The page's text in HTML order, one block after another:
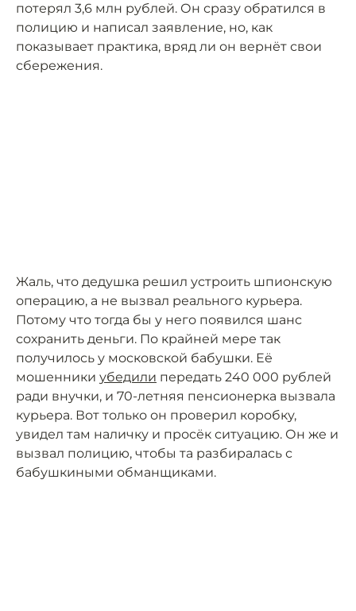
потерял 3,6 млн рублей. Он сразу обратился в
полицию и написал заявление, но, как
показывает практика, вряд ли он вернёт свои
сбережения.
Жаль, что дедушка решил устроить шпионскую
операцию, а не вызвал реального курьера.
Потому что тогда бы у него появился шанс
сохранить деньги. По крайней мере так
получилось у московской бабушки. Её
мошенники убедили передать 240 000 рублей
ради внучки, и 70-летняя пенсионерка вызвала
курьера. Вот только он проверил коробку,
увидел там наличку и просёк ситуацию. Он же и
вызвал полицию, чтобы та разбиралась с
бабушкиными обманщиками.